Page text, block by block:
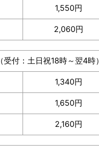
1,550円
2,060円
（受付：土日祝18時～翌4時）
1,340円
1,650円
2,160円